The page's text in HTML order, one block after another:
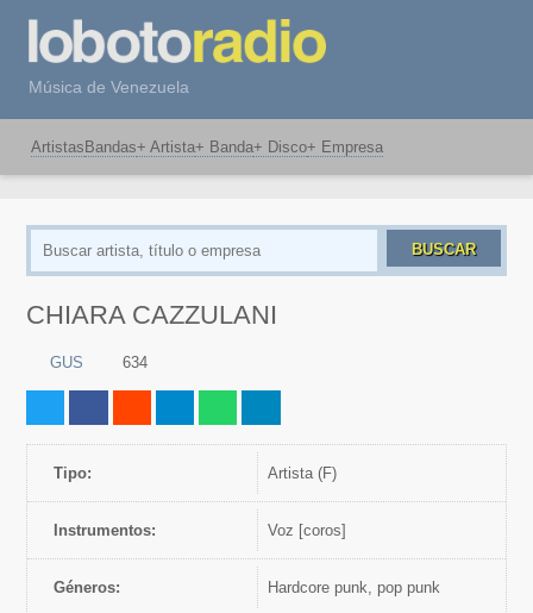
Música de Venezuela
Artistas Bandas+ Artista+ Banda+ Disco+ Empresa
BUSCAR
CHIARA CAZZULANI
GUS 634
Tipo: artista (F)
Instrumentos: Voz [coros]
Géneros: hardcore punk, pop punk